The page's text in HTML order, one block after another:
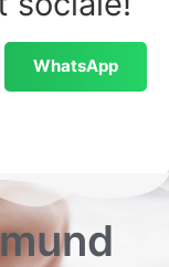
WhatsApp